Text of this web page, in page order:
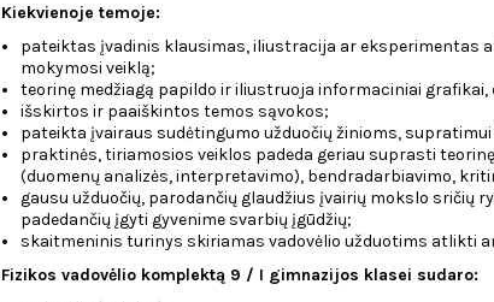
Kiekvienoje temoje:
pateiktas įvadinis klausimas, iliustracija ar eksperimentas
mokymosi veiklą;
teorinę medžiagą papildo ir iliustruoja informaciniai
išskirtos ir paaiškintos temos sąvokos;
pateikta įvairaus sudėtingumo užduočių žinioms,
praktinės, tiriamosios veiklos padeda geriau suprasti
(duomenų analizės, interpretavimo), bendradarbiavimo,
gausu užduočių, parodančių glaudžius įvairių mokslo sričių
padedančių įgyti gyvenime svarbių įgūdžių;
skaitmeninis turinys skiriamas vadovėlio užduotims atlikti
Fizikos vadovėlio komplektą 9 / I gimnazijos klasei sudaro: